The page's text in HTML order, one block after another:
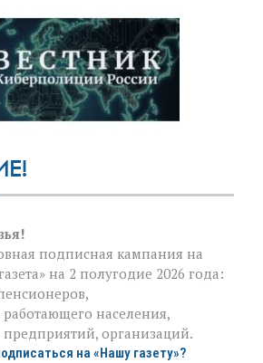
подписная кампания на
на 2 полугодие 2026 года:
населения,
организаций.
на «Нашу газету»?